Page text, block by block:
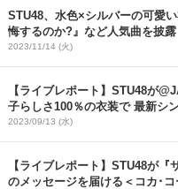
STU48、水色×シルバーの可愛
悔するのか?』など人気曲を披
2023〉
2023/11/14 (火)
【ライブレポート】STU48が
子らしさ100％の衣装で 最新シ
2023/09/13 (水)
【ライブレポート】STU48が
のメッセージを届ける＜コカ･